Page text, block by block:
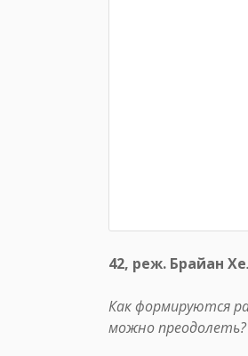
42, реж. Брайан
Как формируются
можно